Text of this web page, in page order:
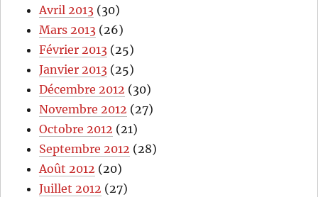
Avril 2013 (30)
Mars 2013 (26)
Février 2013 (25)
Janvier 2013 (25)
Décembre 2012 (30)
Novembre 2012 (27)
Octobre 2012 (21)
Septembre 2012 (28)
Août 2012 (20)
Juillet 2012 (27)